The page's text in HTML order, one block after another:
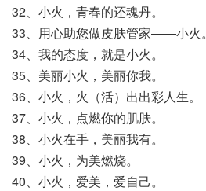
32、小火，青春的还魂丹。
33、用心助您做皮肤管家——小火。
34、我的态度，就是小火。
35、美丽小火，美丽你我。
36、小火，火（活）出出彩人生。
37、小火，点燃你的肌肤。
38、小火在手，美丽我有。
39、小火，为美燃烧。
40、小火，爱美，爱自己。